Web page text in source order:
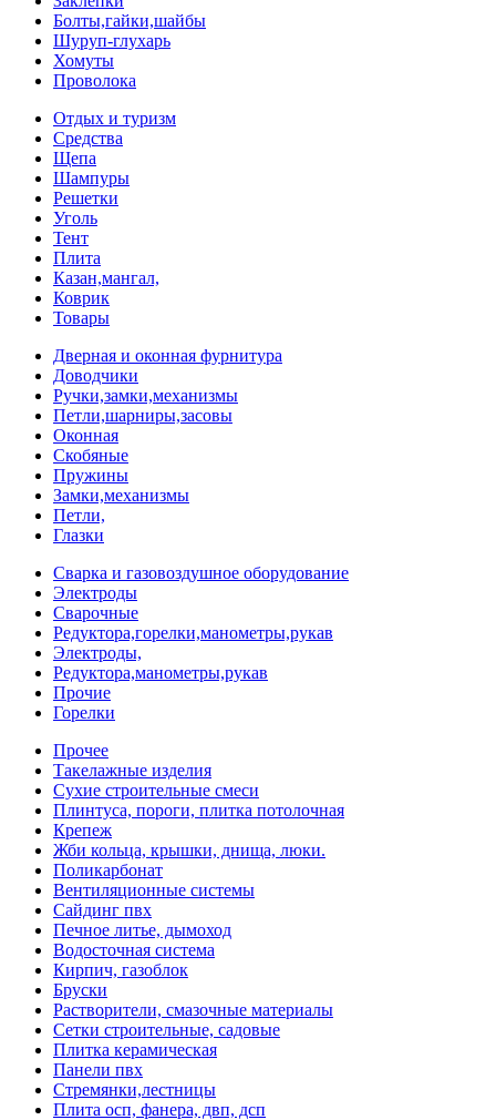
Болты,гайки,шайбы
Шуруп-глухарь
Хомуты
Проволока
Отдых и туризм
Средства
Щепа
Шампуры
Решетки
Уголь
Тент
Плита
Казан,мангал,
Коврик
Товары
Дверная и оконная фурнитура
Доводчики
Ручки,замки,механизмы
Петли,шарниры,засовы
Оконная
Скобяные
Пружины
Замки,механизмы
Петли,
Глазки
Сварка и газовоздушное оборудование
Электроды
Сварочные
Редуктора,горелки,манометры,рукав
Электроды,
Редуктора,манометры,рукав
Прочие
Горелки
Прочее
Такелажные изделия
Сухие строительные смеси
Плинтуса, пороги, плитка потолочная
Крепеж
Жби кольца, крышки, днища, люки.
Поликарбонат
Вентиляционные системы
Сайдинг пвх
Печное литье, дымоход
Водосточная система
Кирпич, газоблок
Бруски
Растворители, смазочные материалы
Сетки строительные, садовые
Плитка керамическая
Панели пвх
Стремянки,лестницы
Плита осп, фанера, двп, дсп